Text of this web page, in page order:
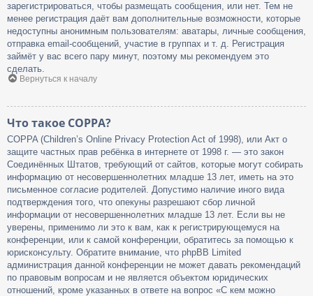
зарегистрироваться, чтобы размещать сообщения, или нет. Тем не
менее регистрация даёт вам дополнительные возможности, которые
недоступны анонимным пользователям: аватары, личные сообщения,
отправка email-сообщений, участие в группах и т. д. Регистрация
займёт у вас всего пару минут, поэтому мы рекомендуем это
сделать.
Вернуться к началу
Что такое COPPA?
COPPA (Children’s Online Privacy Protection Act of 1998), или Акт о
защите частных прав ребёнка в интернете от 1998 г. — это закон
Соединённых Штатов, требующий от сайтов, которые могут собирать
информацию от несовершеннолетних младше 13 лет, иметь на это
письменное согласие родителей. Допустимо наличие иного вида
подтверждения того, что опекуны разрешают сбор личной
информации от несовершеннолетних младше 13 лет. Если вы не
уверены, применимо ли это к вам, как к регистрирующемуся на
конференции, или к самой конференции, обратитесь за помощью к
юрисконсульту. Обратите внимание, что phpBB Limited
администрация данной конференции не может давать рекомендаций
по правовым вопросам и не является объектом юридических
отношений, кроме указанных в ответе на вопрос «С кем можно